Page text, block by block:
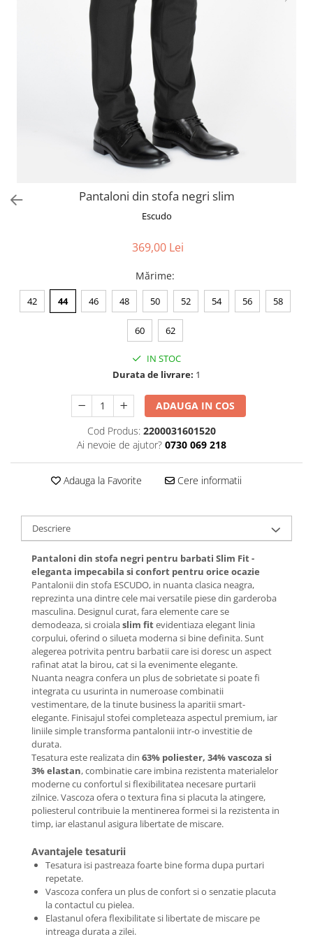
Pantaloni din stofa negri slim
Escudo
369,00 Lei
Mărime:
42 44 46 48 50 52 54 56 58
60 62
IN STOC
Durata de livrare: 1
ADAUGA IN COS
Cod Produs: 2200031601520
Ai nevoie de ajutor? 0730 069 218
Adauga la Favorite Cere informatii
Descriere
Pantaloni din stofa negri pentru barbati Slim Fit -
eleganta impecabila si confort pentru orice ocazie
Pantalonii din stofa ESCUDO, in nuanta clasica neagra,
reprezinta una dintre cele mai versatile piese din garderoba
masculina. Designul curat, fara elemente care se
demodeaza, si croialaslim fitevidentiaza elegant linia
corpului, oferind o silueta moderna si bine definita. Sunt
alegerea potrivita pentru barbatii care isi doresc un aspect
rafinat atat la birou, cat si la evenimente elegante.
Nuanta neagra confera un plus de sobrietate si poate fi
integrata cu usurinta in numeroase combinatii
vestimentare, de la tinute business la aparitii smart-
elegante. Finisajul stofei completeaza aspectul premium, iar
liniile simple transforma pantalonii intr-o investitie de
durata.
Tesatura este realizata din 63% poliester, 34% vascoza si
3% elastan, combinatie care imbina rezistenta materialelor
moderne cu confortul si flexibilitatea necesare purtarii
zilnice. Vascoza ofera o textura fina si placuta la atingere,
poliesterul contribuie la mentinerea formei si la rezistenta in
timp, iar elastanul asigura libertate de miscare.
Avantajele tesaturii
Tesatura isi pastreaza foarte bine forma dupa purtari
repetate.
Vascoza confera un plus de confort si o senzatie placuta
la contactul cu pielea.
Elastanul ofera flexibilitate si libertate de miscare pe
intreaga durata a zilei.